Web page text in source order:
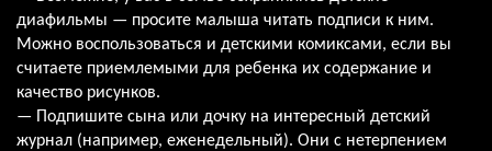
диафильмы — просите малыша читать подписи к ним.
Можно воспользоваться и детскими комиксами, если вы
считаете приемлемыми для ребенка их содержание и
качество рисунков.
— Подпишите сына или дочку на интересный детский
журнал (например, еженедельный). Они с нетерпением